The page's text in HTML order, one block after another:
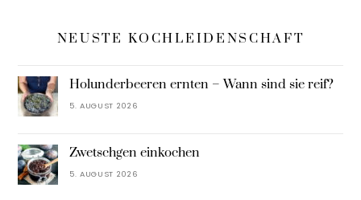
NEUSTE KOCHLEIDENSCHAFT
Holunderbeeren ernten – Wann sind sie reif?
5. AUGUST 2026
Zwetschgen einkochen
5. AUGUST 2026